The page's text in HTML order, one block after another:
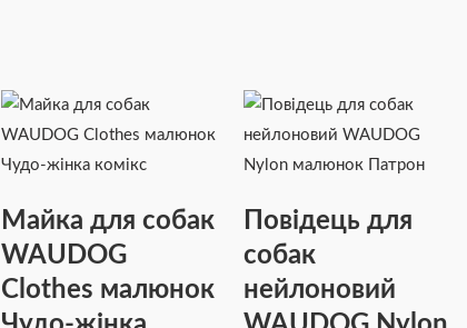
Майка для собак
WAUDOG
Clothes малюнок
цін:
до
товар
варіантів.
Параметри
можна
Повідець для
собак
нейлоновий
цін:
від
Цей
товар
має
варіантів.
вибрати